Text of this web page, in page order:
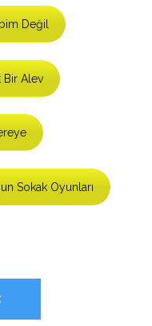
Değil
Bir Alev
Sokak Oyunları